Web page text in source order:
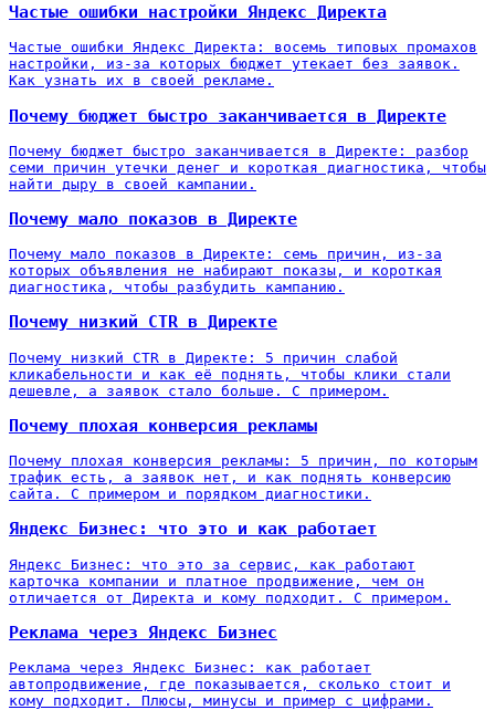
Частые ошибки настройки Яндекс Директа
Частые ошибки Яндекс Директа: восемь типовых промахов
настройки, из-за которых бюджет утекает без заявок.
Как узнать их в своей рекламе.
Почему бюджет быстро заканчивается в Директе
Почему бюджет быстро заканчивается в Директе: разбор
семи причин утечки денег и короткая диагностика, чтобы
найти дыру в своей кампании.
Почему мало показов в Директе
Почему мало показов в Директе: семь причин, из-за
которых объявления не набирают показы, и короткая
диагностика, чтобы разбудить кампанию.
Почему низкий CTR в Директе
Почему низкий CTR в Директе: 5 причин слабой
кликабельности и как её поднять, чтобы клики стали
дешевле, а заявок стало больше. С примером.
Почему плохая конверсия рекламы
Почему плохая конверсия рекламы: 5 причин, по которым
трафик есть, а заявок нет, и как поднять конверсию
сайта. С примером и порядком диагностики.
Яндекс Бизнес: что это и как работает
Яндекс Бизнес: что это за сервис, как работают
карточка компании и платное продвижение, чем он
отличается от Директа и кому подходит. С примером.
Реклама через Яндекс Бизнес
Реклама через Яндекс Бизнес: как работает
автопродвижение, где показывается, сколько стоит и
кому подходит. Плюсы, минусы и пример с цифрами.